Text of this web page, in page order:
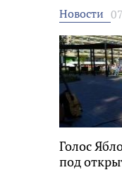
Новости
Голос
под